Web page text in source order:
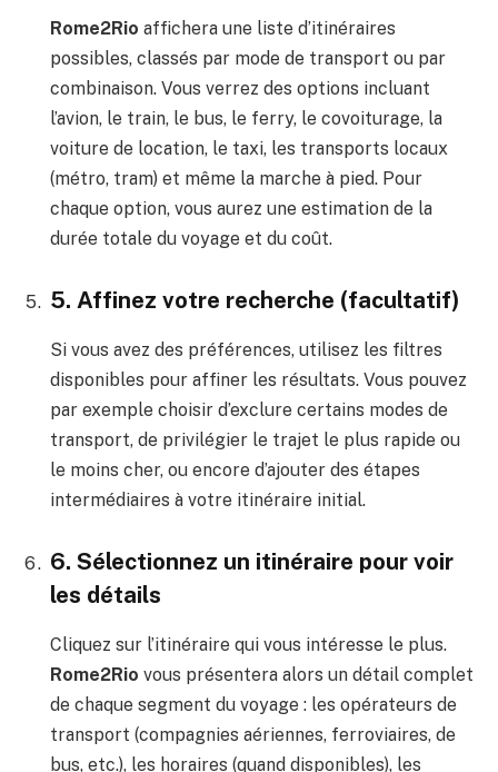
Rome2Rio affichera une liste d’itinéraires
possibles, classés par mode de transport ou par
combinaison. Vous verrez des options incluant
l’avion, le train, le bus, le ferry, le covoiturage, la
voiture de location, le taxi, les transports locaux
(métro, tram) et même la marche à pied. Pour
chaque option, vous aurez une estimation de la
durée totale du voyage et du coût.
5. Affinez votre recherche (facultatif)
Si vous avez des préférences, utilisez les filtres
disponibles pour affiner les résultats. Vous pouvez
par exemple choisir d’exclure certains modes de
transport, de privilégier le trajet le plus rapide ou
le moins cher, ou encore d’ajouter des étapes
intermédiaires à votre itinéraire initial.
6. Sélectionnez un itinéraire pour voir
les détails
Cliquez sur l’itinéraire qui vous intéresse le plus.
Rome2Rio vous présentera alors un détail complet
de chaque segment du voyage : les opérateurs de
transport (compagnies aériennes, ferroviaires, de
bus, etc.), les horaires (quand disponibles), les